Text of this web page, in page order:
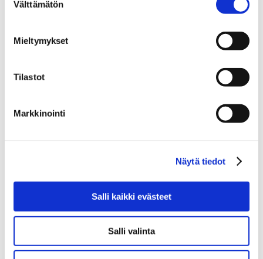
valinta
Välttämätön
Mieltymykset
Tilastot
Markkinointi
Näytä tiedot
Salli kaikki evästeet
Salli valinta
elokuu
helmikuu
tammikuu
joulukuu(7)
elokuu(7)
(3)
(3)
toukokuu(5)
helmikuu(4)